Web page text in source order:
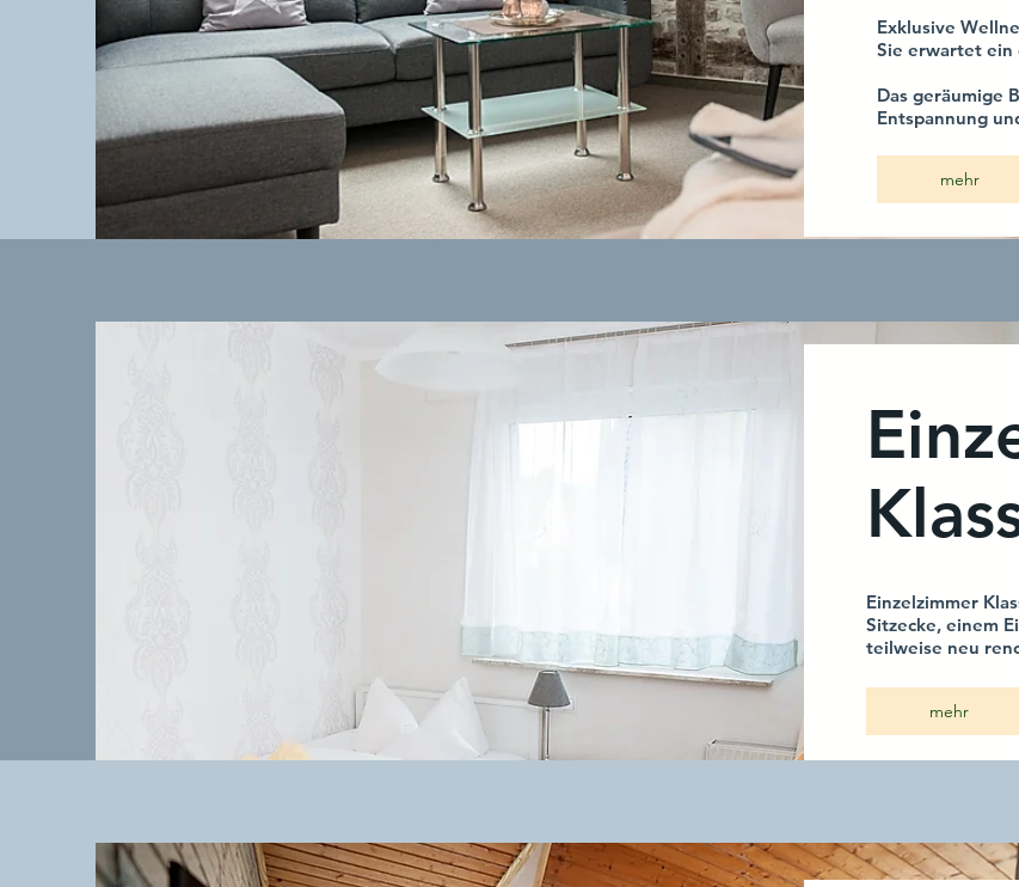
Exklusive
Sie erwartet ein
Das geräumige
Entspannung
mehr
Einzelzimmer
Sitzecke, einem
teilweise neu
mehr